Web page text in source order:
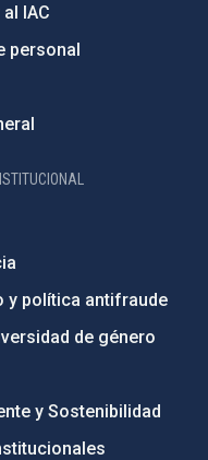
IAC
personal
y política antifraude
de género
y Sostenibilidad